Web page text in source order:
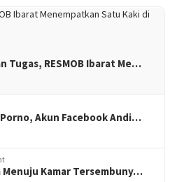
Tugas, RESMOB Ibarat Me…
Akun Facebook Andi…
Menuju Kamar Tersembuny…